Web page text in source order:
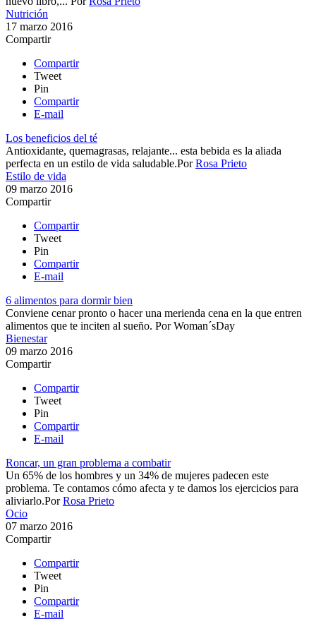
Nutrición
17 marzo 2016
Compartir
Compartir
Tweet
Pin
Compartir
E-mail
Los beneficios del té
Antioxidante, quemagrasas, relajante... esta bebida es la aliada
perfecta en un estilo de vida saludable.​PorRosa Prieto
Estilo de vida
09 marzo 2016
Compartir
Compartir
Tweet
Pin
Compartir
E-mail
6 alimentos para dormir bien
Conviene cenar pronto o hacer una merienda cena en la que entren
alimentos que te inciten al sueño. PorWoman´sDay
Bienestar
09 marzo 2016
Compartir
Compartir
Tweet
Pin
Compartir
E-mail
Roncar, un gran problema a combatir
​Un 65% de los hombres y un 34% de mujeres padecen este
problema. Te contamos cómo afecta y te damos los ejercicios para
aliviarlo.​PorRosa Prieto
Ocio
07 marzo 2016
Compartir
Compartir
Tweet
Pin
Compartir
E-mail